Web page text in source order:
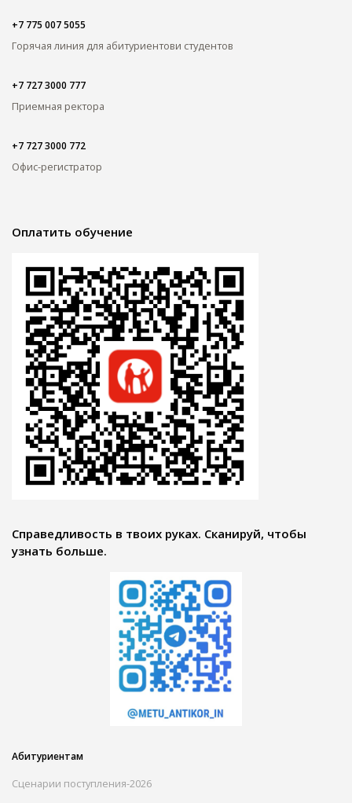
+7 775 007 5055
Горячая линия для абитуриентови студентов
+7 727 3000 777
Приемная ректора
+7 727 3000 772
Офис-регистратор
Оплатить обучение
Справедливость в твоих руках. Сканируй, чтобы
узнать больше.
Абитуриентам
Сценарии поступления-2026